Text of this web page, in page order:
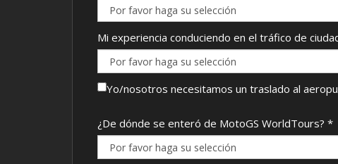
Mi experiencia conduciendo en el tráfico de
Yo/nosotros necesitamos un traslado al
¿De dónde se enteró de MotoGS WorldTours? *